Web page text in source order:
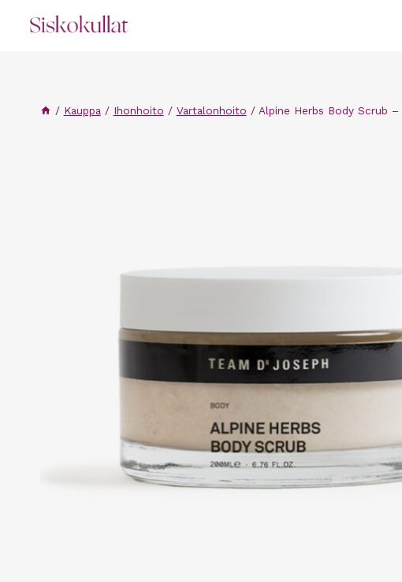
sisältöön
/ Kauppa / Ihonhoito / Vartalonhoito / Alpine Herbs Body Scrub